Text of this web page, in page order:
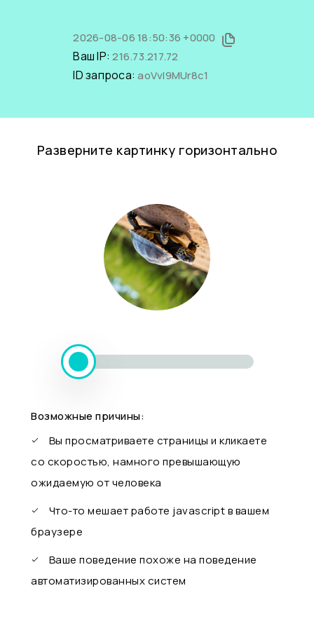
2026-08-06 18:50:36 +0000
Ваш IP:216.73.217.72
ID запроса:aoVvI9MUr8c1
Разверните картинку горизонтально
Возможные причины:
Вы просматриваете страницы и кликаете
со скоростью, намного превышающую
ожидаемую от человека
Что-то мешает работе javascript в вашем
браузере
Ваше поведение похоже на поведение
автоматизированных систем